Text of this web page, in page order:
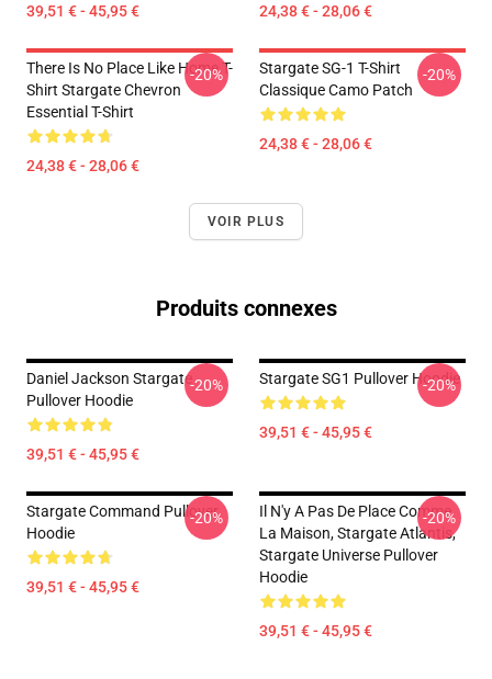
39,51 € - 45,95 € 24,38 € - 28,06 €
There Is No Place Like Home T-
Shirt Stargate Chevron
Essential T-Shirt
24,38 € - 28,06 €
-20%
Stargate SG-1 T-Shirt
Classique Camo Patch
24,38 € - 28,06 €
-20%
VOIR PLUS
Produits connexes
Daniel Jackson Stargate
Pullover Hoodie
39,51 € - 45,95 €
-20% Stargate SG1 Pullover Hoodie
39,51 € - 45,95 €
-20%
Stargate Command Pullover
Hoodie
39,51 € - 45,95 €
-20%
Il N'y A Pas De Place Comme
La Maison, Stargate Atlantis,
Stargate Universe Pullover
Hoodie
39,51 € - 45,95 €
-20%